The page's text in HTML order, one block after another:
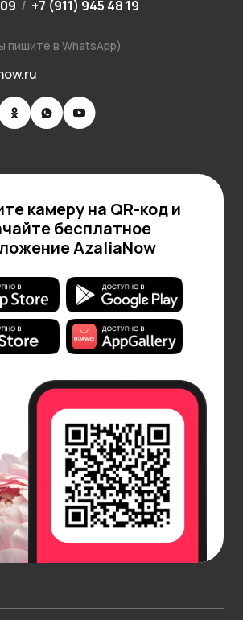
/ +7 (911) 945 48 19
пишите в WhatsApp)
камеру на QR-код и
бесплатное
AzaliaNow